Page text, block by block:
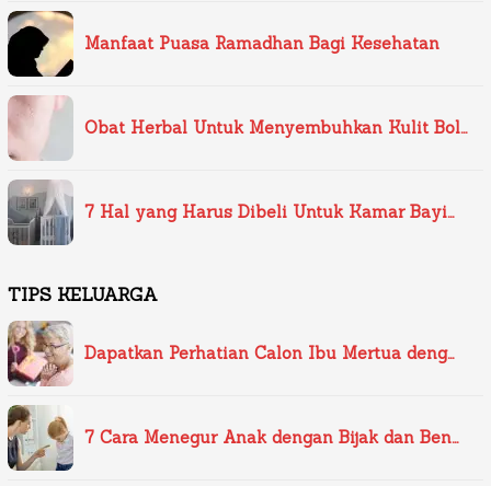
Manfaat Puasa Ramadhan Bagi Kesehatan
Obat Herbal Untuk Menyembuhkan Kulit Bol…
7 Hal yang Harus Dibeli Untuk Kamar Bayi…
TIPS KELUARGA
Dapatkan Perhatian Calon Ibu Mertua deng…
7 Cara Menegur Anak dengan Bijak dan Ben…